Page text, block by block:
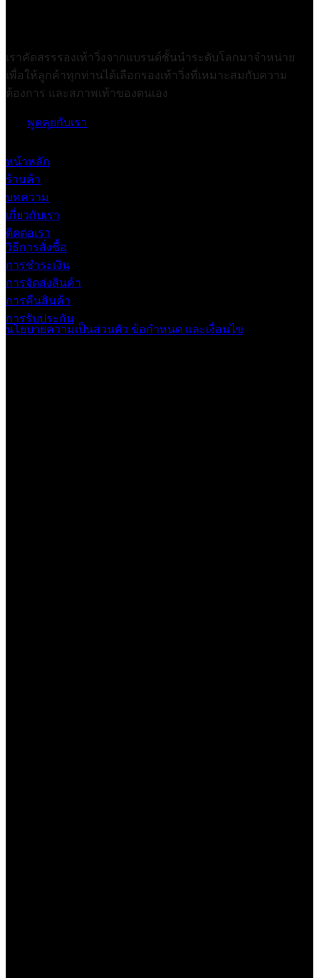
เราคัดสรรรองเท้าวิ่งจากแบรนด์ชั้นนำระดับโลกมาจำหน่าย
เพื่อให้ลูกค้าทุกท่านได้เลือกรองเท้าวิ่งที่เหมาะสมกับความ
ต้องการ และสภาพเท้าของตนเอง
พูดคุยกับเรา
หน้าหลัก
ร้านค้า
บทความ
เกี่ยวกับเรา
ติดต่อเรา
วิธีการสั่งซื้อ
การชำระเงิน
การจัดส่งสินค้า
การคืนสินค้า
การรับประกัน
นโยบายความเป็นส่วนตัว ข้อกำหนด และเงื่อนไข